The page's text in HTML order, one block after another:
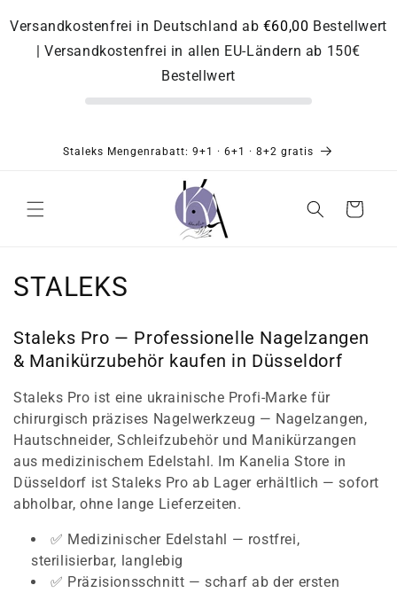
Versandkostenfrei in Deutschland ab €60,00 Bestellwert
| Versandkostenfrei in allen EU-Ländern ab 150€
Bestellwert
zum
Inhalt
Staleks Mengenrabatt: 9+1 · 6+1 · 8+2 gratis
Warenkorb
K
t
e
g
o
r
STALEKS
Staleks Pro — Professionelle Nagelzangen
& Manikürzubehör kaufen in Düsseldorf
Staleks Pro ist eine ukrainische Profi-Marke für
chirurgisch präzises Nagelwerkzeug — Nagelzangen,
Hautschneider, Schleifzubehör und Manikürzangen
aus medizinischem Edelstahl. Im Kanelia Store in
Düsseldorf ist Staleks Pro ab Lager erhältlich — sofort
abholbar, ohne lange Lieferzeiten.
✅ Medizinischer Edelstahl — rostfrei,
sterilisierbar, langlebig
✅ Präzisionsschnitt — scharf ab der ersten